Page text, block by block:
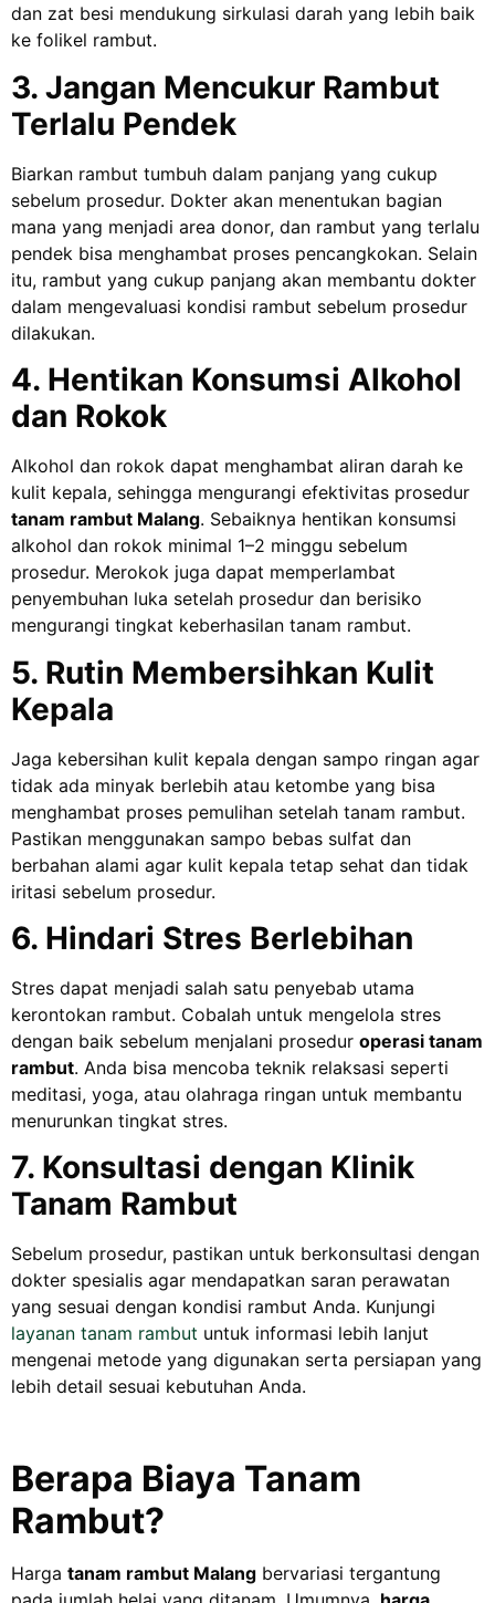
dan zat besi mendukung sirkulasi darah yang lebih baik
ke folikel rambut.
3. Jangan Mencukur Rambut
Terlalu Pendek
Biarkan rambut tumbuh dalam panjang yang cukup
sebelum prosedur. Dokter akan menentukan bagian
mana yang menjadi area donor, dan rambut yang terlalu
pendek bisa menghambat proses pencangkokan. Selain
itu, rambut yang cukup panjang akan membantu dokter
dalam mengevaluasi kondisi rambut sebelum prosedur
dilakukan.
4. Hentikan Konsumsi Alkohol
dan Rokok
Alkohol dan rokok dapat menghambat aliran darah ke
kulit kepala, sehingga mengurangi efektivitas prosedur
tanam rambut Malang. Sebaiknya hentikan konsumsi
alkohol dan rokok minimal 1–2 minggu sebelum
prosedur. Merokok juga dapat memperlambat
penyembuhan luka setelah prosedur dan berisiko
mengurangi tingkat keberhasilan tanam rambut.
5. Rutin Membersihkan Kulit
Kepala
Jaga kebersihan kulit kepala dengan sampo ringan agar
tidak ada minyak berlebih atau ketombe yang bisa
menghambat proses pemulihan setelah tanam rambut.
Pastikan menggunakan sampo bebas sulfat dan
berbahan alami agar kulit kepala tetap sehat dan tidak
iritasi sebelum prosedur.
6. Hindari Stres Berlebihan
Stres dapat menjadi salah satu penyebab utama
kerontokan rambut. Cobalah untuk mengelola stres
dengan baik sebelum menjalani prosedur operasi tanam
rambut. Anda bisa mencoba teknik relaksasi seperti
meditasi, yoga, atau olahraga ringan untuk membantu
menurunkan tingkat stres.
7. Konsultasi dengan Klinik
Tanam Rambut
Sebelum prosedur, pastikan untuk berkonsultasi dengan
dokter spesialis agar mendapatkan saran perawatan
yang sesuai dengan kondisi rambut Anda. Kunjungi
layanan tanam rambut untuk informasi lebih lanjut
mengenai metode yang digunakan serta persiapan yang
lebih detail sesuai kebutuhan Anda.
Berapa Biaya Tanam
Rambut?
Harga tanam rambut Malang bervariasi tergantung